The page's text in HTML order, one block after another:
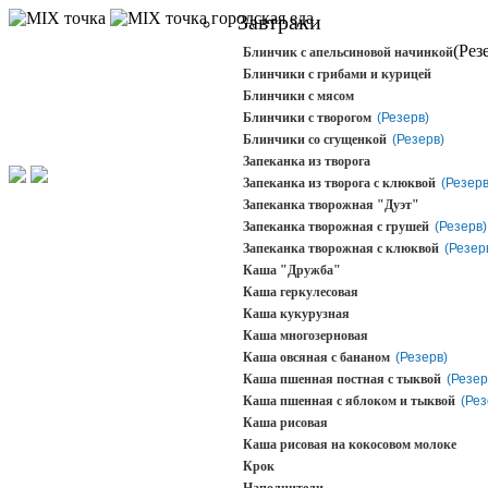
городская еда
Завтраки
Блинчик с апельсиновой начинкой
Блинчики с грибами и курицей
Блинчики с мясом
Блинчики с творогом (Резерв)
Блинчики со сгущенкой (Резерв)
Запеканка из творога
Запеканка из творога с клюквой
Запеканка творожная "Дуэт"
Запеканка творожная с грушей (Резерв)
Запеканка творожная с клюквой
Каша "Дружба"
Каша геркулесовая
Каша кукурузная
Каша многозерновая
Каша овсяная с бананом (Резерв)
Каша пшенная постная с тыквой
Каша пшенная с яблоком и тыквой
Каша рисовая
Каша рисовая на кокосовом молоке
Крок